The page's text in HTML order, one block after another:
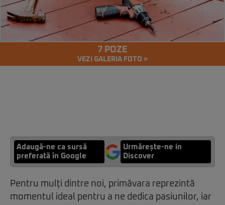
7 POZE
VEZI GALERIA FOTO »
Adaugă-ne ca sursă
preferată în Google
Urmărește-ne in
Discover
Pentru mulți dintre noi, primăvara reprezintă
momentul ideal pentru a ne dedica pasiunilor, iar